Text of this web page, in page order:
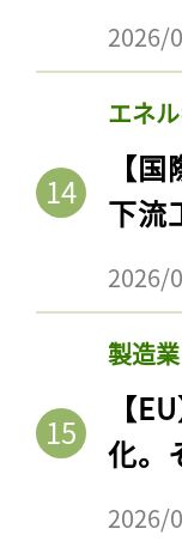
2026/
エネ
【
下流
2026/
製造業
【
化。
2026/